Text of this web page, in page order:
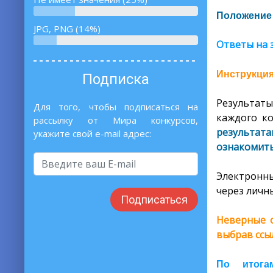
JPG, PNG (14%)
Подписка
Для того, чтобы подписаться на
рассылку от Мира конкурсов,
укажите свой e-mail адрес:
Подписаться
Ответы на
каждого
через
Неверные
выбрав
По